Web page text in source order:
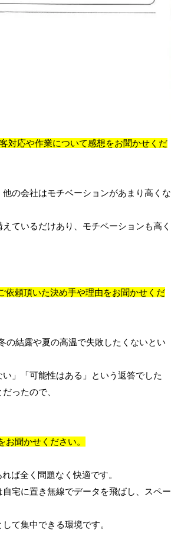
対応や作業について感想をお聞かせくだ
の会社はモチベーションがあまり高くな
ているだけあり、モチベーションも高く
依頼頂いた決め手や理由をお聞かせくだ
結露や夏の高温で失敗したくないとい
」「可能性はある」という返答でした
ったので、
聞かせください。
ば全く問題なく快適です。
宅に置き無線でデータを飛ばし、スペー
て集中できる環境です。